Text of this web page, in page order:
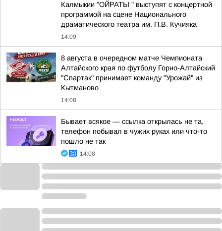
Калмыкии "ОЙРАТЫ " выступят с концертной
программой на сцене Национального
драматического театра им. П.В. Кучияка
14:09
8 августа в очередном матче Чемпионата
Алтайского края по футболу Горно-Алтайский
"Спартак" принимает команду "Урожай" из
Кытманово
14:08
Бывает всякое — ссылка открылась не та,
телефон побывал в чужих руках или что-то
пошло не так
14:08